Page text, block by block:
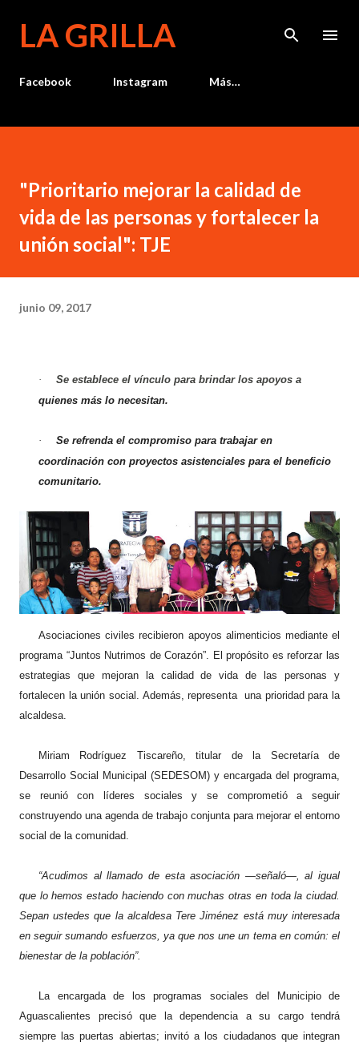
LA GRILLA
Facebook Instagram Más…
"Prioritario mejorar la calidad de
vida de las personas y fortalecer la
unión social": TJE
junio 09, 2017
·
Se establece el vínculo para brindar los apoyos a
quienes más lo necesitan.
·
Se refrenda el compromiso para trabajar en
coordinación con proyectos asistenciales para el beneficio
comunitario.
Asociaciones civiles recibieron apoyos alimenticios mediante el
programa “Juntos Nutrimos de Corazón”. El propósito es reforzar las
estrategias que mejoran la calidad de vida de las personas y
fortalecen la unión social. Además, representa una prioridad para la
alcaldesa.
Miriam Rodríguez Tiscareño, titular de la Secretaría de
Desarrollo Social Municipal (SEDESOM) y encargada del programa,
se reunió con líderes sociales y se comprometió a seguir
construyendo una agenda de trabajo conjunta para mejorar el entorno
social de la comunidad.
“Acudimos al llamado de esta asociación —señaló—, al igual
que lo hemos estado haciendo con muchas otras en toda la ciudad.
Sepan ustedes que la alcaldesa Tere Jiménez está muy interesada
en seguir sumando esfuerzos, ya que nos une un tema en común: el
bienestar de la población”.
La encargada de los programas sociales del Municipio de
Aguascalientes precisó que la dependencia a su cargo tendrá
siempre las puertas abiertas; invitó a los ciudadanos que integran